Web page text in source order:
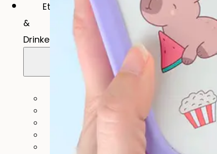
Eten
&
Drinken
Broodtrommel
Drinkfles
Kinderfles
Onderdelen